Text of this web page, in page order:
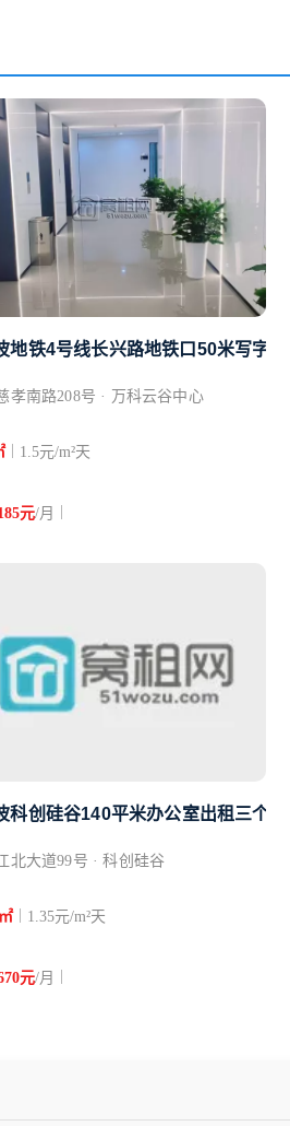
装修出租
地铁4号线长兴路地铁口50米写字
孝南路208号 · 万科云谷中心
1.5元/m²天
元/月
科创硅谷140平米办公室出租三个隔
北大道99号 · 科创硅谷
1.35元/m²天
元/月